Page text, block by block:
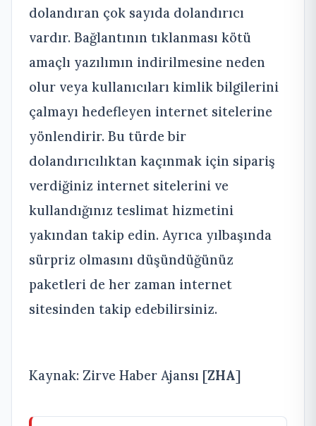
dolandıran çok sayıda dolandırıcı
vardır. Bağlantının tıklanması kötü
amaçlı yazılımın indirilmesine neden
olur veya kullanıcıları kimlik bilgilerini
çalmayı hedefleyen internet sitelerine
yönlendirir. Bu türde bir
dolandırıcılıktan kaçınmak için sipariş
verdiğiniz internet sitelerini ve
kullandığınız teslimat hizmetini
yakından takip edin. Ayrıca yılbaşında
sürpriz olmasını düşündüğünüz
paketleri de her zaman internet
sitesinden takip edebilirsiniz.
Kaynak: Zirve Haber Ajansı [ZHA]